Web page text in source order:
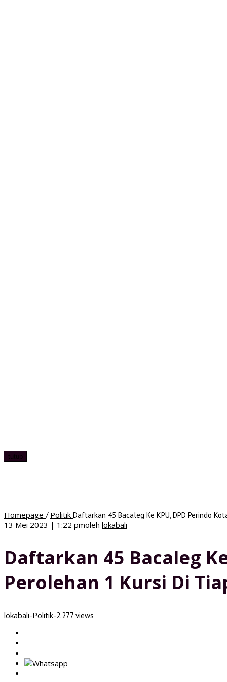
tutup
Homepage / Politik Daftarkan 45 Bacaleg Ke KPU, DPD Perindo
13 Mei 2023 | 1:22 pmoleh lokabali
Daftarkan 45 Bacaleg
Perolehan 1 Kursi Di
lokabali-Politik-2.277 views